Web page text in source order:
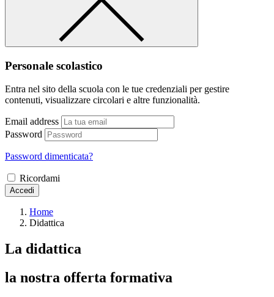
Personale scolastico
Entra nel sito della scuola con le tue credenziali per gestire
contenuti, visualizzare circolari e altre funzionalità.
Email address
Password
Password dimenticata?
Ricordami
Accedi
Home
Didattica
La didattica
la nostra offerta formativa